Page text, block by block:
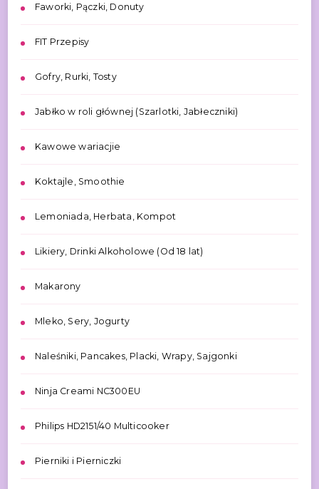
Faworki, Pączki, Donuty
FIT Przepisy
Gofry, Rurki, Tosty
Jabłko w roli głównej (Szarlotki, Jabłeczniki)
Kawowe wariacjie
Koktajle, Smoothie
Lemoniada, Herbata, Kompot
Likiery, Drinki Alkoholowe (Od 18 lat)
Makarony
Mleko, Sery, Jogurty
Naleśniki, Pancakes, Placki, Wrapy, Sajgonki
Ninja Creami NC300EU
Philips HD2151/40 Multicooker
Pierniki i Pierniczki